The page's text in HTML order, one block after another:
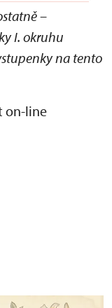
–
I. okruhu
na tento
on-line